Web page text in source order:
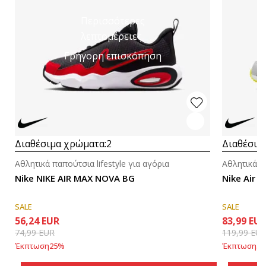
Περισσότερες
λεπτομέρειες
Γρήγορη επισκόπηση
Διαθέσιμα χρώματα:2
Nike NIKE AIR MAX NOVA BG
Αθλητικά παπούτσια lifestyle για αγόρια
SALE
56,24 EUR
74,99EUR
Έκπτωση25%
Nike Air
Αθλητικά
SALE
83,99 EUR
119,99EUR
Έκπτωση30